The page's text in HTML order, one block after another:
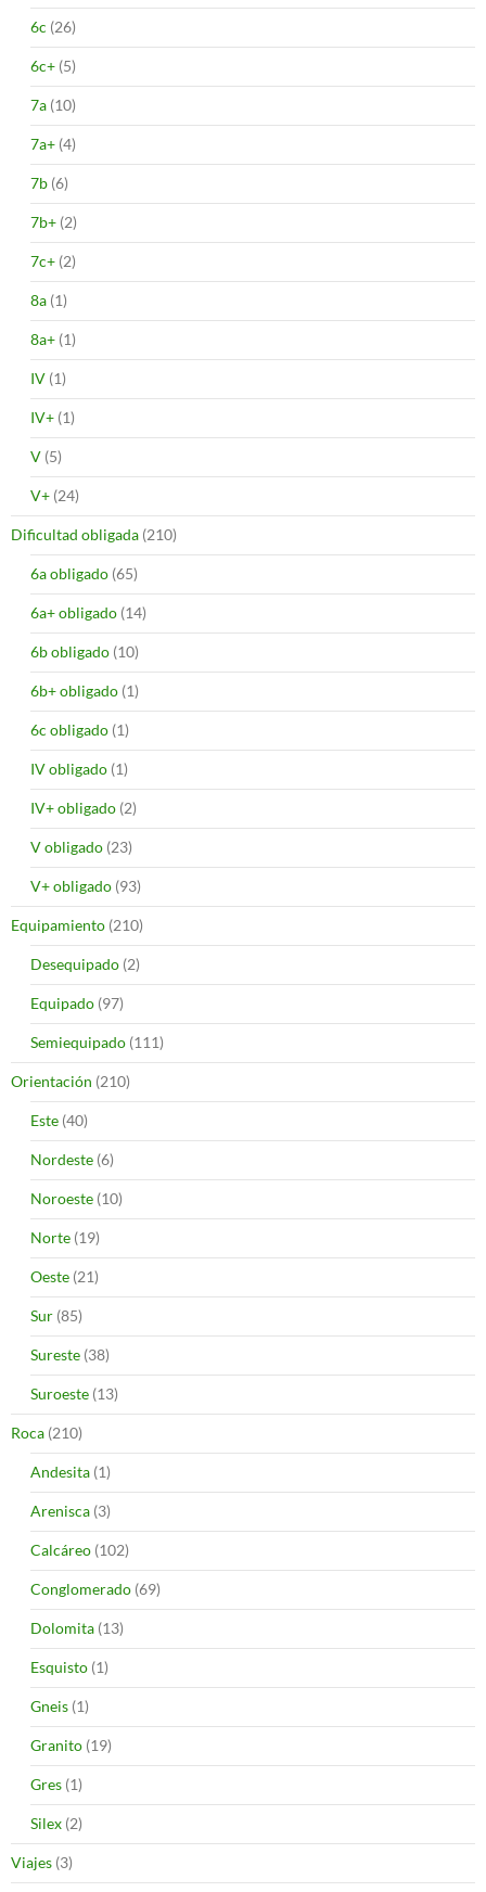
6c (26)
6c+ (5)
7a (10)
7a+ (4)
7b (6)
7b+ (2)
7c+ (2)
8a (1)
8a+ (1)
IV (1)
IV+ (1)
V (5)
V+ (24)
Dificultad obligada (210)
6a obligado (65)
6a+ obligado (14)
6b obligado (10)
6b+ obligado (1)
6c obligado (1)
IV obligado (1)
IV+ obligado (2)
V obligado (23)
V+ obligado (93)
Equipamiento (210)
Desequipado (2)
Equipado (97)
Semiequipado (111)
Orientación (210)
Este (40)
Nordeste (6)
Noroeste (10)
Norte (19)
Oeste (21)
Sur (85)
Sureste (38)
Suroeste (13)
Roca (210)
Andesita (1)
Arenisca (3)
Calcáreo (102)
Conglomerado (69)
Dolomita (13)
Esquisto (1)
Gneis (1)
Granito (19)
Gres (1)
Silex (2)
Viajes (3)